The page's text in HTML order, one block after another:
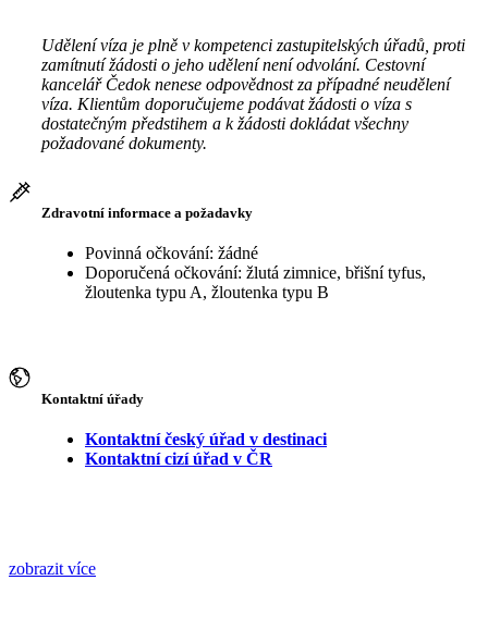
Udělení víza je plně v kompetenci zastupitelských úřadů, proti
zamítnutí žádosti o jeho udělení není odvolání. Cestovní
kancelář Čedok nenese odpovědnost za případné neudělení
víza. Klientům doporučujeme podávat žádosti o víza s
dostatečným předstihem a k žádosti dokládat všechny
požadované dokumenty.
Zdravotní informace a požadavky
Povinná očkování: žádné
Doporučená očkování: žlutá zimnice, břišní tyfus,
žloutenka typu A, žloutenka typu B
Kontaktní úřady
Kontaktní český úřad v destinaci
Kontaktní cizí úřad v ČR
zobrazit více